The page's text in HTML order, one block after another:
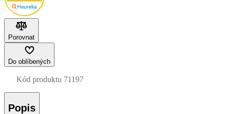
Porovnat
Do oblíbených
Kód produktu 71197
Popis